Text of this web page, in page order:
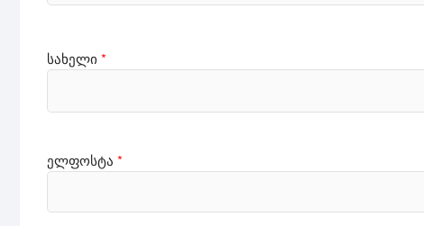
სახელი *
ელფოსტა *